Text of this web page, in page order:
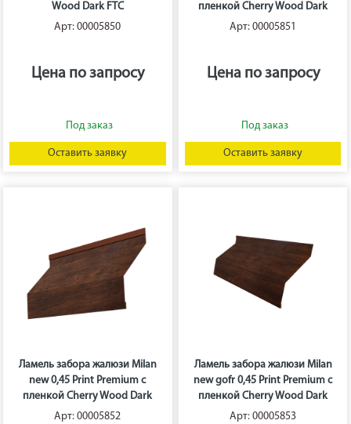
Wood Dark FTC
Арт: 00005850
Цена по запросу
Оставить заявку
пленкой Cherry Wood Dark
FTC
Арт: 00005851
Цена по запросу
Оставить заявку
Ламель забора жалюзи Milan
new 0,45 Print Premium с
пленкой Cherry Wood Dark
FTC
Арт: 00005852
Ламель забора жалюзи Milan
new gofr 0,45 Print Premium с
пленкой Cherry Wood Dark
FTC
Арт: 00005853